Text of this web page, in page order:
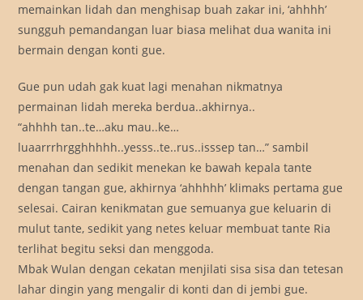
memainkan lidah dan menghisap buah zakar ini, ‘ahhhh’
sungguh pemandangan luar biasa melihat dua wanita ini
bermain dengan konti gue.
Gue pun udah gak kuat lagi menahan nikmatnya
permainan lidah mereka berdua..akhirnya..
“ahhhh tan..te…aku mau..ke…
luaarrrhrgghhhhh..yesss..te..rus..isssep tan…” sambil
menahan dan sedikit menekan ke bawah kepala tante
dengan tangan gue, akhirnya ‘ahhhhh’ klimaks pertama gue
selesai. Cairan kenikmatan gue semuanya gue keluarin di
mulut tante, sedikit yang netes keluar membuat tante Ria
terlihat begitu seksi dan menggoda.
Mbak Wulan dengan cekatan menjilati sisa sisa dan tetesan
lahar dingin yang mengalir di konti dan di jembi gue.